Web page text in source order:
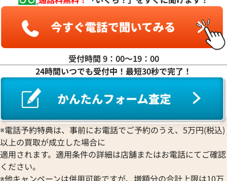
ヤ行
ワ行
受付時間 9：00〜19：00
24時間いつでも受付中！最短30秒で完了！
※電話予約特典は、事前にお電話でご予約のうえ、5万円(税込)
以上の買取が成立した場合に
適用されます。適用条件の詳細は店舗またはお電話にてご確認
ください。
※他キャンペーンは併用可能ですが、増額分の合計上限は10万